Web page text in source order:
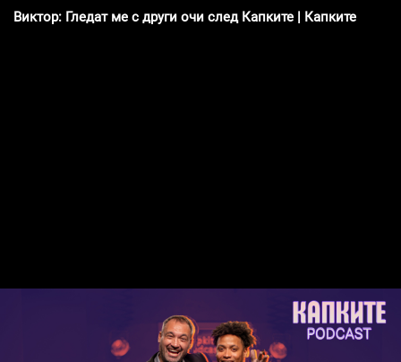
Виктор: Гледат ме с други очи след Капките | Капките